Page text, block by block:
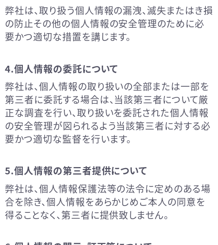
弊社は、取り扱う個人情報の漏洩、滅失またはき損
の防止その他の個人情報の安全管理のために必
要かつ適切な措置を講じます。
4.個人情報の委託について
弊社は、個人情報の取り扱いの全部または一部を
第三者に委託する場合は、当該第三者について厳
正な調査を行い、取り扱いを委託された個人情報
の安全管理が図られるよう当該第三者に対する必
要かつ適切な監督を行います。
5.個人情報の第三者提供について
弊社は、個人情報保護法等の法令に定めのある場
合を除き、個人情報をあらかじめご本人の同意を
得ることなく、第三者に提供致しません。